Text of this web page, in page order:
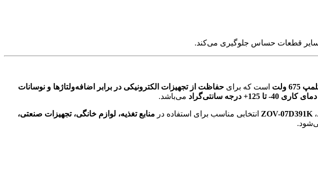
و سایر قطعات حساس جلوگیری می‌کند.
است که برای حفاظت از تجهیزات الکترونیکی در برابر اضافه‌ولتاژها و نوسانات
می‌باشد.
، ZOV-07D391K انتخابی مناسب برای استفاده در منابع تغذیه، لوازم خانگی، تجهیزات صنعتی،